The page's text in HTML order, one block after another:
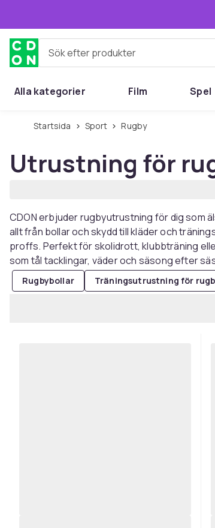
Sök efter produkter
Alla kategorier Film Spel
Startsida Sport Rugby
Utrustning för
CDON erbjuder rugbyutrustning för dig som
allt från bollar och skydd till kläder och
proffs. Perfekt för skolidrott, klubbträning
som tål tacklingar, väder och säsong efter
Rugbybollar Träningsutrustning för